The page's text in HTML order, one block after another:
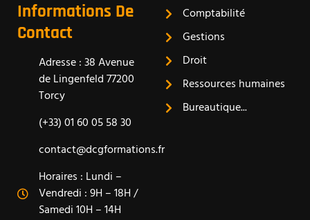
Informations De
Contact
Adresse : 38 Avenue
de Lingenfeld 77200
Torcy
(+33) 01 60 05 58 30
contact@dcgformations.fr
Horaires : Lundi –
Vendredi : 9H – 18H /
Samedi 10H – 14H
Comptabilité
Gestions
Droit
Ressources humaines
Bureautique...